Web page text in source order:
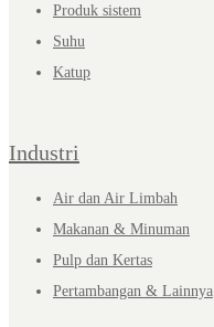
Produk sistem
Suhu
Katup
Industri
Air dan Air Limbah
Makanan & Minuman
Pulp dan Kertas
Pertambangan & Lainnya